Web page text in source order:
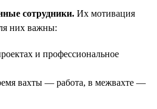
сотрудники. Их мотивация
них важны:
и профессиональное
вахты — работа, в межвахте —